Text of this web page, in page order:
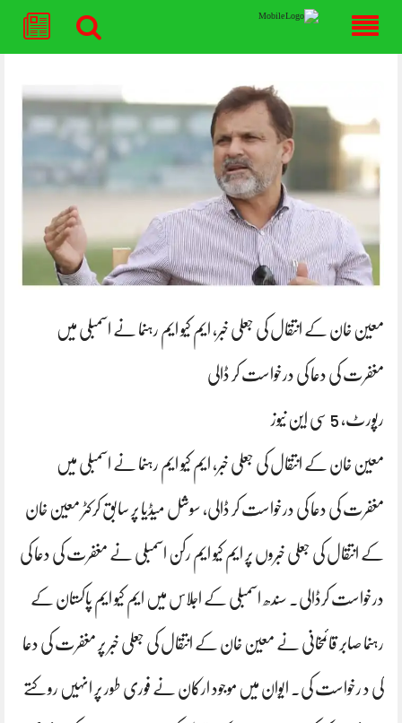
معین خان کے انتقال کی جعلی خبر، ایم کیو ایم رہنما نے اسمبلی میں
مغفرت کی دعا کی درخواست کر ڈالی
رپورٹ، 5 سی این نیوز
معین خان کے انتقال کی جعلی خبر، ایم کیو ایم رہنما نے اسمبلی میں
مغفرت کی دعا کی درخواست کر ڈالی، سوشل میڈیا پر سابق کرکٹر معین خان
کے انتقال کی جعلی خبروں پر ایم کیو ایم رکن اسمبلی نے مغفرت کی دعا کی
درخواست کرڈالی۔ سندھ اسمبلی کے اجلاس میں ایم کیو ایم پاکستان کے
رہنما صابر قائمخانی نے معین خان کے انتقال کی جعلی خبر پر مغفرت کی دعا
کی د رخواست کی۔ ایوان میں موجود ارکان نے فوری طور پر انہیں روکتے